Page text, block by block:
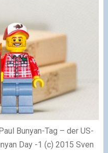
Bunyan-Tag – der US-
Day -1 (c) 2015 Sven